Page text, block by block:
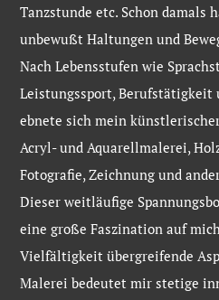
Tanzstunde etc. Schon damals
unbewußt Haltungen und
Nach Lebensstufen wie
Leistungssport,
ebnete sich mein
Acryl- und Aquarellmalerei,
Fotografie, Zeichnung und
Dieser weitläufige
eine große Faszination auf
Vielfältigkeit übergreifende
Malerei bedeutet mir stetige